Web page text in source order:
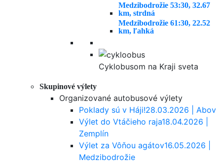
Medzibodrožie 53:30, 32.67
km, strdná
Medzibodrožie 61:30, 22.52
km, ľahká
Cyklobusom na Kraji sveta
Skupinové výlety
Organizované autobusové výlety
Poklady sú v Háji!28.03.2026 | Abov
Výlet do Vtáčieho raja18.04.2026 |
Zemplín
Výlet za Vôňou agátov16.05.2026 |
Medzibodrožie